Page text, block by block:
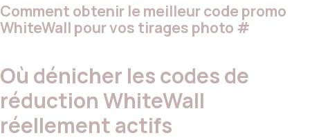
Comment obtenir le meilleur code promo
WhiteWall pour vos tirages photo #
Où dénicher les codes de
réduction WhiteWall
réellement actifs